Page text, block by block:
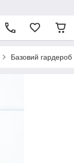
Базовий гардероб